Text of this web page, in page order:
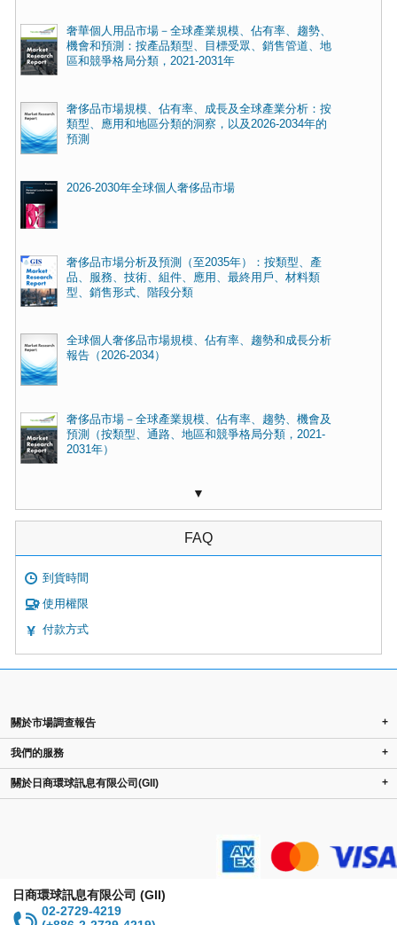
奢華個人用品市場－全球產業規模、佔有率、趨勢、
機會和預測：按產品類型、目標受眾、銷售管道、地
區和競爭格局分類，2021-2031年
奢侈品市場規模、佔有率、成長及全球產業分析：按
類型、應用和地區分類的洞察，以及2026-2034年的
預測
2026-2030年全球個人奢侈品市場
奢侈品市場分析及預測（至2035年）：按類型、產
品、服務、技術、組件、應用、最終用戶、材料類
型、銷售形式、階段分類
全球個人奢侈品市場規模、佔有率、趨勢和成長分析
報告（2026-2034）
奢侈品市場－全球產業規模、佔有率、趨勢、機會及
預測（按類型、通路、地區和競爭格局分類，2021-
2031年）
▼
FAQ
到貨時間
使用權限
付款方式
關於市場調查報告 +
我們的服務 +
關於日商環球訊息有限公司(GII) +
日商環球訊息有限公司 (GII)
02-2729-4219